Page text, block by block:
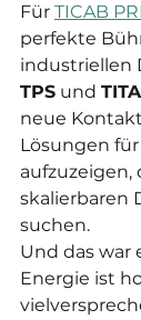
Für TICAB
perfekte
industriellen
TPS und
neue
Lösungen
aufzuzeigen,
skalierbaren
suchen.
Und das war
Energie ist